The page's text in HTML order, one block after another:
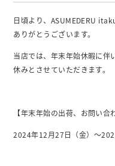
日頃より、ASUMEDERU
ありがとうございます。
当店では、年末年始休暇に伴
休みとさせていただきます。
【年末年始の出荷、お問い合
2024年12月27日（金）～